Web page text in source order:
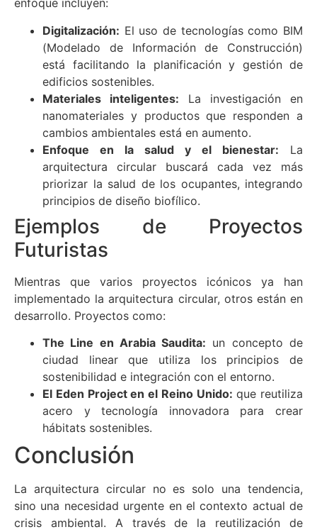
enfoque incluyen:
Digitalización: El uso de tecnologías como BIM
(Modelado de Información de Construcción)
está facilitando la planificación y gestión de
edificios sostenibles.
Materiales inteligentes: La investigación en
nanomateriales y productos que responden a
cambios ambientales está en aumento.
Enfoque en la salud y el bienestar: La
arquitectura circular buscará cada vez más
priorizar la salud de los ocupantes, integrando
principios de diseño biofílico.
Ejemplos de Proyectos
Futuristas
Mientras que varios proyectos icónicos ya han
implementado la arquitectura circular, otros están en
desarrollo. Proyectos como:
The Line en Arabia Saudita: un concepto de
ciudad linear que utiliza los principios de
sostenibilidad e integración con el entorno.
El Eden Project en el Reino Unido: que reutiliza
acero y tecnología innovadora para crear
hábitats sostenibles.
Conclusión
La arquitectura circular no es solo una tendencia,
sino una necesidad urgente en el contexto actual de
crisis ambiental. A través de la reutilización de